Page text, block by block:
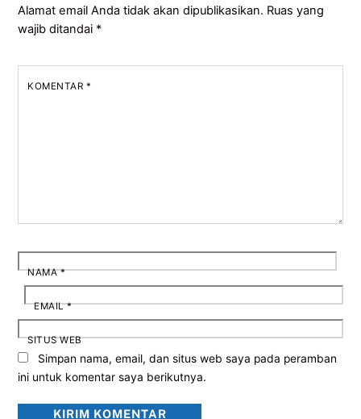
Alamat email Anda tidak akan dipublikasikan. Ruas yang
wajib ditandai *
KOMENTAR *
NAMA*
EMAIL*
SITUS WEB
Simpan nama, email, dan situs web saya pada peramban
ini untuk komentar saya berikutnya.